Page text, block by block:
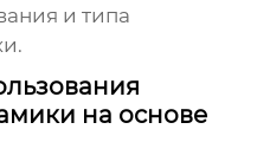
и типа
на основе